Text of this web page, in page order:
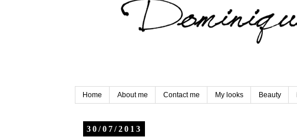
Home About me Contact me My looks Beauty
30/07/2013